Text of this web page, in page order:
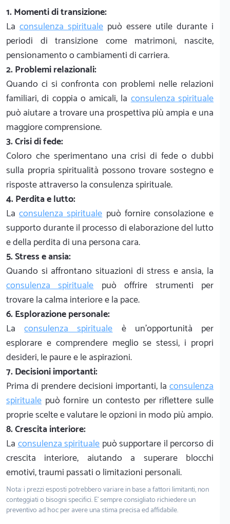
1. Momenti di transizione:
La consulenza spirituale può essere utile durante i
periodi di transizione come matrimoni, nascite,
pensionamento o cambiamenti di carriera.
2. Problemi relazionali:
Quando ci si confronta con problemi nelle relazioni
familiari, di coppia o amicali, laconsulenza spirituale
può aiutare a trovare una prospettiva più ampia e una
maggiore comprensione.
3. Crisi di fede:
Coloro che sperimentano una crisi di fede o dubbi
sulla propria spiritualità possono trovare sostegno e
risposte attraverso la consulenza spirituale.
4. Perdita e lutto:
Laconsulenza spiritualepuò fornire consolazione e
supporto durante il processo di elaborazione del lutto
e della perdita di una persona cara.
5. Stress e ansia:
Quando si affrontano situazioni di stress e ansia, la
consulenza spiritualepuò offrire strumenti per
trovare la calma interiore e la pace.
6. Esplorazione personale:
Laconsulenza spiritualeè un'opportunità per
esplorare e comprendere meglio se stessi, i propri
desideri, le paure e le aspirazioni.
7. Decisioni importanti:
Prima di prendere decisioni importanti, la consulenza
spirituale può fornire un contesto per riflettere sulle
proprie scelte e valutare le opzioni in modo più ampio.
8. Crescita interiore:
Laconsulenza spiritualepuò supportare il percorso di
crescita interiore, aiutando a superare blocchi
emotivi, traumi passati o limitazioni personali.
Nota: i prezzi esposti potrebbero variare in base a fattori limitanti, non
conteggiati o bisogni specifici. E' sempre consigliato richiedere un
preventivo ad hoc per avere una stima precisa ed affidabile.